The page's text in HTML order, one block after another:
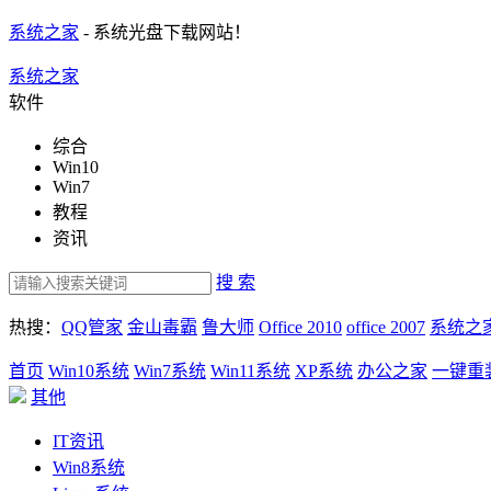
系统之家 - 系统光盘下载网站！
系统之家
软件
综合
Win10
Win7
教程
资讯
搜 索
热搜： QQ管家 金山毒霸 鲁大师 Office 2010 office 2007 系统之
首页 Win10系统 Win7系统 Win11系统 XP系统 办公之家 一键重
其他
IT资讯
Win8系统